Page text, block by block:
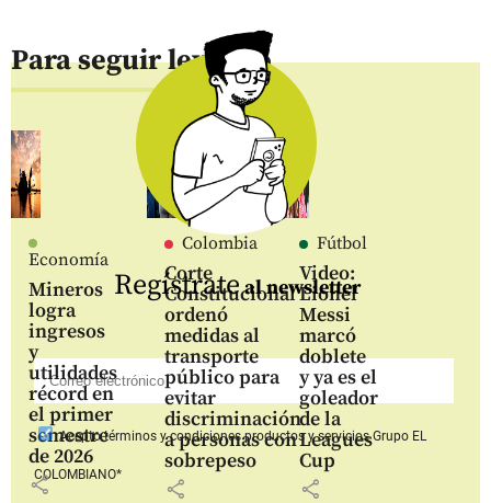
Para seguir leyendo
Economía
Mineros
logra
ingresos
y
utilidades
récord en
el primer
semestre
de 2026
share
Colombia
Corte
Constitucional
ordenó
medidas al
transporte
público para
evitar
discriminación
a personas con
sobrepeso
share
Fútbol
Video:
Lionel
Messi
marcó
doblete
y ya es el
goleador
de la
Leagues
Cup
share
Regístrateal newsletter
Aceptotérminos y condiciones productos y serviciosGrupo EL
COLOMBIANO*